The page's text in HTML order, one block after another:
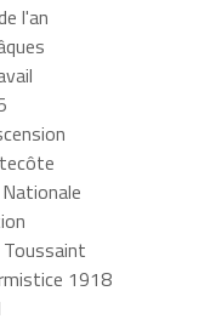
l'an
Toussaint
1918